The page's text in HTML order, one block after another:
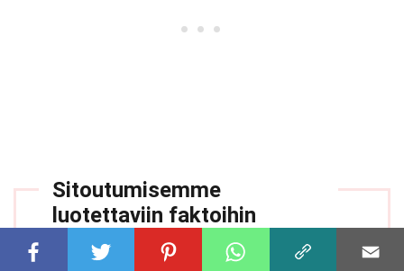
Sitoutumisemme
luotettaviin faktoihin
Sitoutumisemme luotettavan ja